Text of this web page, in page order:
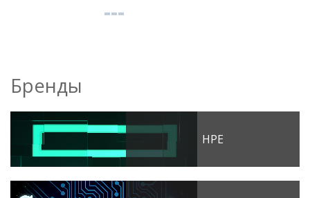
Бренды
HPE